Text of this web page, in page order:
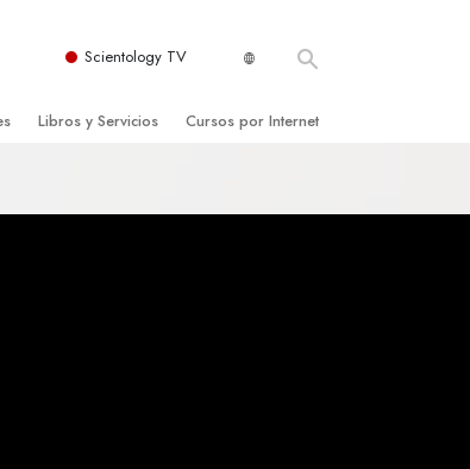
Scientology TV
Libros y Servicios Cursos por Internet